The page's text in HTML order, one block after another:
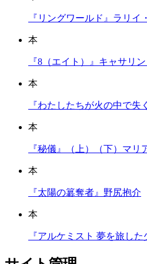
『リングワールド』ラリイ
本
『8（エイト）』キャサリ
本
『わたしたちが火の中で
本
『秘儀』（上）（下）マリ
本
『太陽の簒奪者』野尻抱介
本
『アルケミスト 夢を旅し